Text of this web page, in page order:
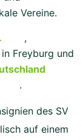
Vereine.
,
Freyburg und
.